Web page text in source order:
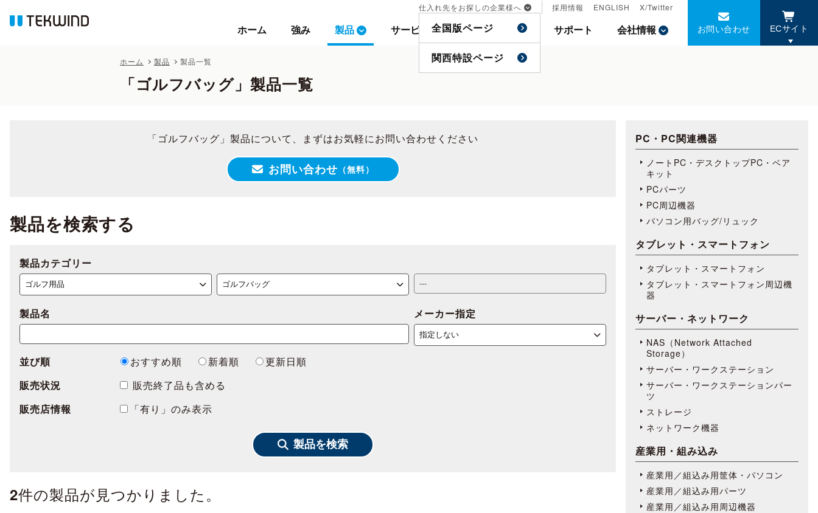
ホーム 強み 製品 サービス 事例 特集 サポート 会社情報
仕入れ先をお探しの企業様へ
全国版ページ
関西特設ページ
採用情報 ENGLISH X/Twitter
お問い合わせ ECサイト
ホーム 製品 製品一覧
「ゴルフバッグ」製品一覧
ホーム 強み 製品 サービス 事例 特集 サポート 会社情報
仕入れ先をお探しの企業様へ
全国版ページ
関西特設ページ
採用情報 ENGLISH X/Twitter
お問い合わせ ECサイト
「ゴルフバッグ」製品について、まずはお気軽にお問い合わせください
お問い合わせ （無料）
製品を検索する
製品カテゴリー
製品名 メーカー指定
並び順 おすすめ順 新着順
更新日順
販売状況
販売終了品も含める
販売店情報
「有り」のみ表示
製品を検索
2件の製品が見つかりました。
PC・PC関連機器
ノートPC・デスクトップPC・ベア
キット
PCパーツ
PC周辺機器
パソコン用バッグ/リュック
タブレット・スマートフォン
タブレット・スマートフォン
タブレット・スマートフォン周辺機
器
サーバー・ネットワーク
NAS（Network Attached
Storage）
サーバー・ワークステーション
サーバー・ワークステーションパー
ツ
ストレージ
ネットワーク機器
産業用・組み込み
産業用／組込み用筐体・パソコン
産業用／組込み用パーツ
産業用／組込み用周辺機器